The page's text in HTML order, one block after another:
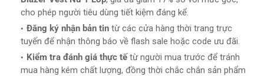
cho phép người tiêu dùng tiết kiệm đáng kể.
Đăng ký nhận bản tin từ các cửa hàng thời trang trực
tuyến để nhận thông báo về flash sale hoặc code ưu đãi.
Kiểm tra đánh giá thực tếtừ người mua trước để tránh
mua hàng kém chất lượng, đồng thời chắc chắn sản phẩm